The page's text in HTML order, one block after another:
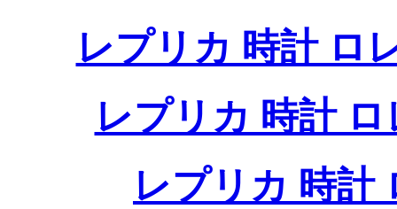
レプリカ 時計 ロ
レプリカ 時計
レプリカ 時計